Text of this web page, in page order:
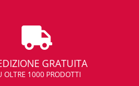
GRATUITA
OLTRE 1000 PRODOTTI